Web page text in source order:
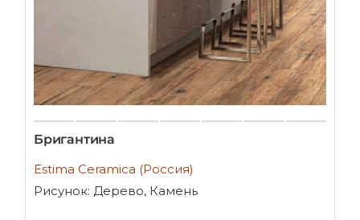
Бригантина
Estima Ceramica (Россия)
Рисунок: Дерево, Камень